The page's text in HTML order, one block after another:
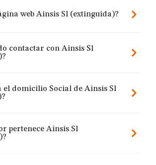
web Ainsis Sl (extinguida)?
contactar con Ainsis Sl
el domicilio Social de Ainsis Sl
pertenece Ainsis Sl